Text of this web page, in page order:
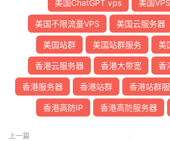
美国ChatGPT vps 美国
美国不限流量VPS 美国云服务器
美国站群 美国站群服务 美
香港云服务器 香港大带宽 香
香港服务器 香港站群 香港站群
香港高防IP 香港高防服务器
上一篇